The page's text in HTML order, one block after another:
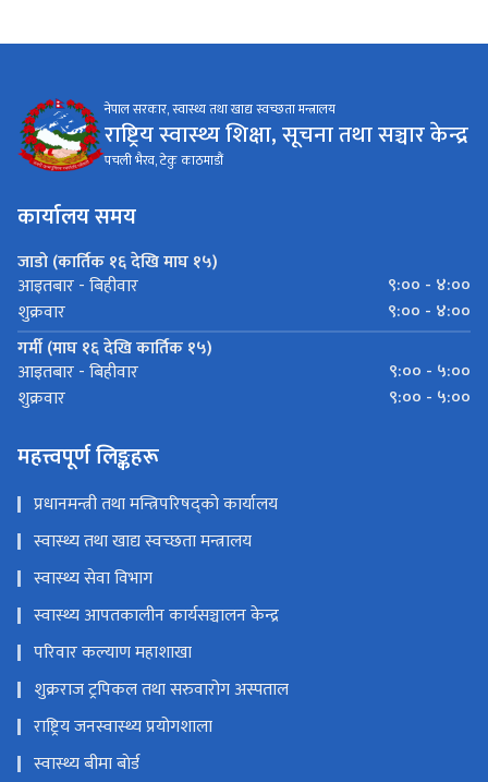
नेपाल सरकार, स्वास्थ्य तथा खाद्य स्वच्छता मन्त्रालय
राष्ट्रिय स्वास्थ्य शिक्षा, सूचना तथा सञ्चार केन्द्र
पचली भैरव, टेकु काठमाडौं
कार्यालय समय
जाडो (कार्तिक १६ देखि माघ १५)
आइतबार - बिहीवार
९:०० - ४:००
शुक्रवार
९:०० - ४:००
गर्मी (माघ १६ देखि कार्तिक १५)
आइतबार - बिहीवार
९:०० - ५:००
शुक्रवार
९:०० - ५:००
महत्त्वपूर्ण लिङ्कहरू
प्रधानमन्त्री तथा मन्त्रिपरिषद्को कार्यालय
स्वास्थ्य तथा खाद्य स्वच्छता मन्त्रालय
स्वास्थ्य सेवा विभाग
स्वास्थ्य आपतकालीन कार्यसञ्चालन केन्द्र
परिवार कल्याण महाशाखा
शुक्रराज ट्रपिकल तथा सरुवारोग अस्पताल
राष्ट्रिय जनस्वास्थ्य प्रयोगशाला
स्वास्थ्य बीमा बाेर्ड